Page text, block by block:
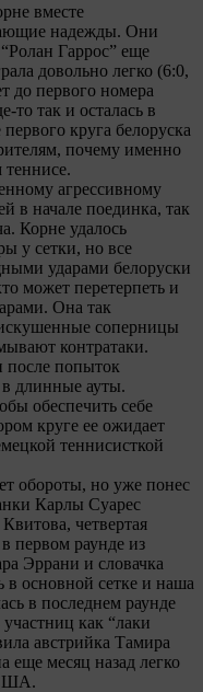
вместе
надежды. Они
Гаррос” еще
довольно легко (6:0,
до первого номера
то так и осталась в
круга белоруска
почему именно
теннисе.
агрессивному
в начале поединка, так
Корне удалось
у сетки, но все
ударами белоруски
может перетерпеть и
Она так
соперницы
контратаки.
после попыток
длинные ауты.
обеспечить себе
круге ее ожидает
теннисисткой
обороты, но уже понес
Карлы Суарес
четвертая
первом раунде из
Эррани и словачка
основной сетке и наша
в последнем раунде
как “лаки
австрийка Тамира
еще месяц назад легко